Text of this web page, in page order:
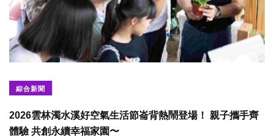
綜合新聞
2026雲林濁水溪好空氣生活節崙背熱鬧登場！ 親子攜手齊
體驗 共創永續幸福家園〜